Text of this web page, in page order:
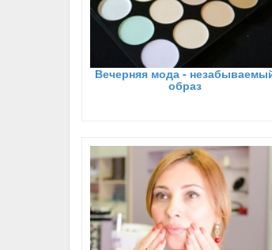
Вечерняя мода -
образ